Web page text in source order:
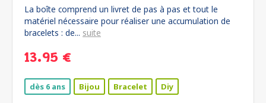
La boîte comprend un livret de pas à pas et tout le
matériel nécessaire pour réaliser une accumulation de
bracelets : de... suite
13.95 €
dès 6 ans Bijou Bracelet Diy